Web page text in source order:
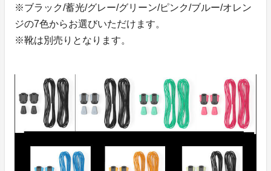
※ブラック/蓄光/グレー/グリーン/ピンク/ブルー/オレン
ジの7色からお選びいただけます。
※靴は別売りとなります。